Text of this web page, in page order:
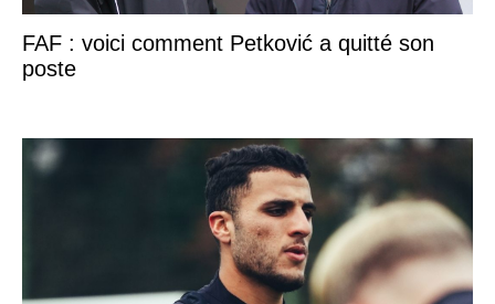
FAF : voici comment Petković a quitté son
poste